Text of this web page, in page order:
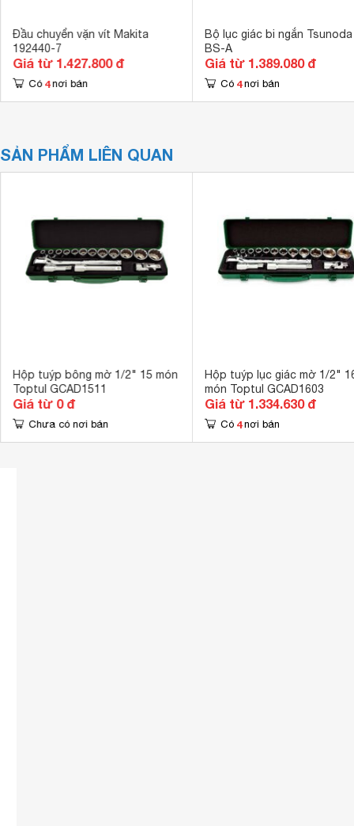
Đầu chuyển vặn vít Makita
192440-7
Giá từ 1.427.800 đ
Có 4 nơi bán
Bộ lục giác bi ngắn Tsunoda
BS-A
Giá từ 1.389.080 đ
Có 4 nơi bán
SẢN PHẨM LIÊN QUAN
Hộp tuýp bông mờ 1/2" 15 món
Toptul GCAD1511
Giá từ 0 đ
Chưa có nơi bán
Hộp tuýp lục giác mờ 1/2"
món Toptul GCAD1603
Giá từ 1.334.630 đ
Có 4 nơi bán